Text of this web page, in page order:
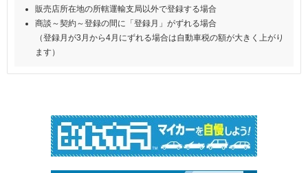
販売店所在地の所轄運輸支局以外で登録する場合
商談～契約～登録の間に「登録月」がずれる場合
（登録月が3月から4月にずれる場合は自動車税の額が大きく上がり
ます）